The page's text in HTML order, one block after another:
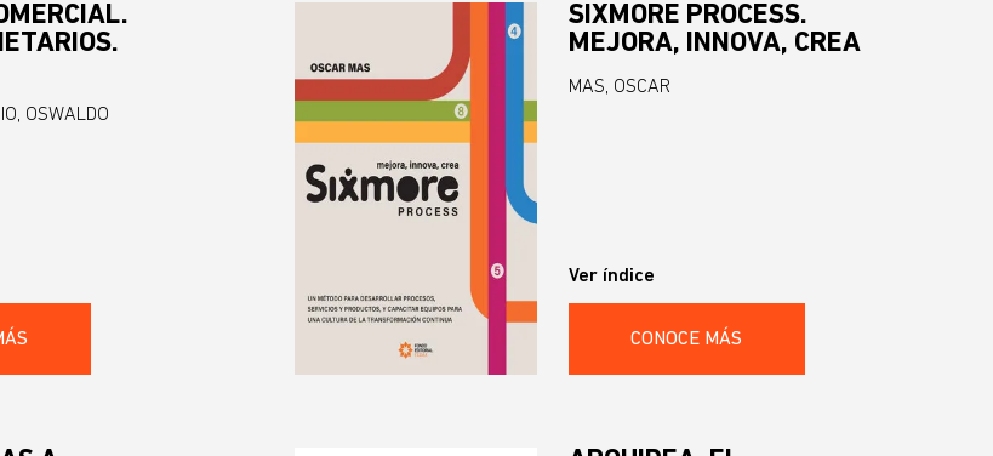
OSWALDO
SIXMORE PROCESS.
MEJORA, INNOVA, CREA
MAS, OSCAR
Ver índice
CONOCE MÁS